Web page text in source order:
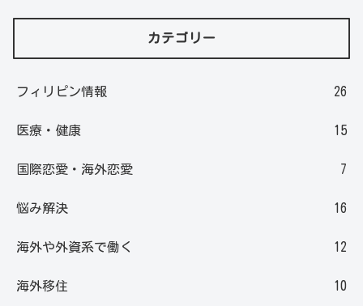
カテゴリー
フィリピン情報 26
医療・健康 15
国際恋愛・海外恋愛 7
悩み解決 16
海外や外資系で働く 12
海外移住 10